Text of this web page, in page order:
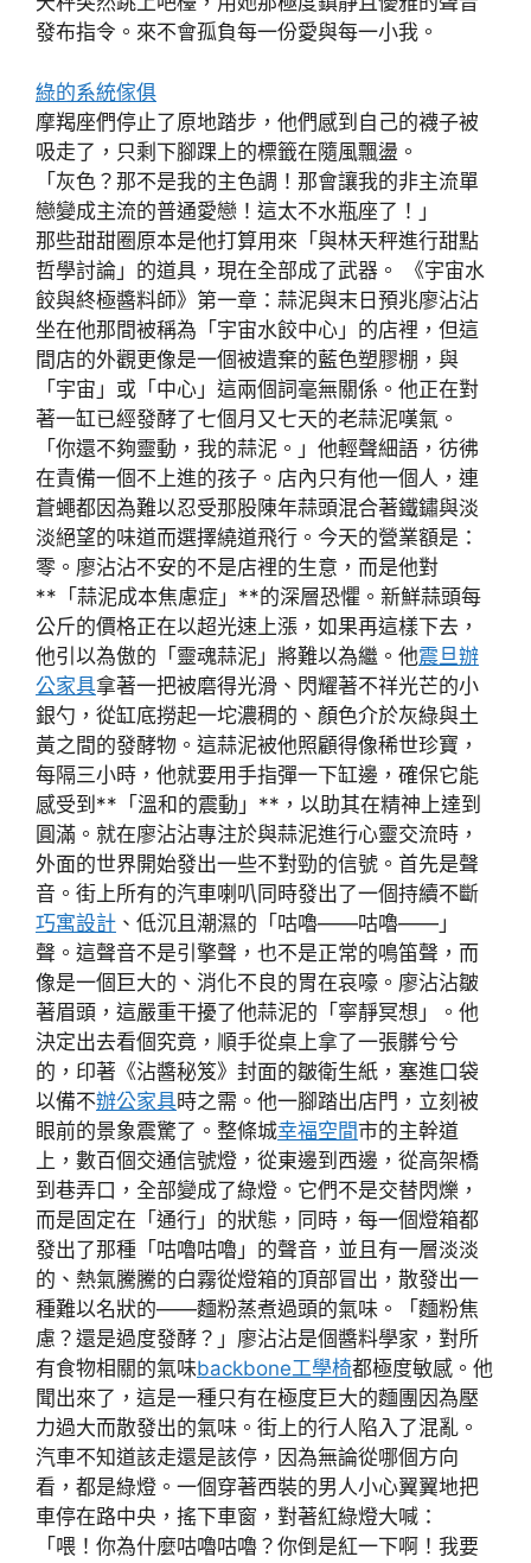
發布指令。來不會孤負每一份愛與每一小我。
綠的系統傢俱
摩羯座們停止了原地踏步，他們感到自己的襪子被
吸走了，只剩下腳踝上的標籤在隨風飄盪。
「灰色？那不是我的主色調！那會讓我的非主流單
戀變成主流的普通愛戀！這太不水瓶座了！」
那些甜甜圈原本是他打算用來「與林天秤進行甜點
哲學討論」的道具，現在全部成了武器。 《宇宙水
餃與終極醬料師》第一章：蒜泥與末日預兆廖沾沾
坐在他那間被稱為「宇宙水餃中心」的店裡，但這
間店的外觀更像是一個被遺棄的藍色塑膠棚，與
「宇宙」或「中心」這兩個詞毫無關係。他正在對
著一缸已經發酵了七個月又七天的老蒜泥嘆氣。
「你還不夠靈動，我的蒜泥。」他輕聲細語，彷彿
在責備一個不上進的孩子。店內只有他一個人，連
蒼蠅都因為難以忍受那股陳年蒜頭混合著鐵鏽與淡
淡絕望的味道而選擇繞道飛行。今天的營業額是：
零。廖沾沾不安的不是店裡的生意，而是他對
**「蒜泥成本焦慮症」**的深層恐懼。新鮮蒜頭每
公斤的價格正在以超光速上漲，如果再這樣下去，
他引以為傲的「靈魂蒜泥」將難以為繼。他震旦辦
公家具拿著一把被磨得光滑、閃耀著不祥光芒的小
銀勺，從缸底撈起一坨濃稠的、顏色介於灰綠與土
黃之間的發酵物。這蒜泥被他照顧得像稀世珍寶，
每隔三小時，他就要用手指彈一下缸邊，確保它能
感受到**「溫和的震動」**，以助其在精神上達到
圓滿。就在廖沾沾專注於與蒜泥進行心靈交流時，
外面的世界開始發出一些不對勁的信號。首先是聲
音。街上所有的汽車喇叭同時發出了一個持續不斷
巧寓設計 、低沉且潮濕的「咕嚕——咕嚕——」
聲。這聲音不是引擎聲，也不是正常的鳴笛聲，而
像是一個巨大的、消化不良的胃在哀嚎。廖沾沾皺
著眉頭，這嚴重干擾了他蒜泥的「寧靜冥想」。他
決定出去看個究竟，順手從桌上拿了一張髒兮兮
的，印著《沾醬秘笈》封面的皺衛生紙，塞進口袋
以備不辦公家具時之需。他一腳踏出店門，立刻被
眼前的景象震驚了。整條城幸福空間市的主幹道
上，數百個交通信號燈，從東邊到西邊，從高架橋
到巷弄口，全部變成了綠燈。它們不是交替閃爍，
而是固定在「通行」的狀態，同時，每一個燈箱都
發出了那種「咕嚕咕嚕」的聲音，並且有一層淡淡
的、熱氣騰騰的白霧從燈箱的頂部冒出，散發出一
種難以名狀的——麵粉蒸煮過頭的氣味。「麵粉焦
慮？還是過度發酵？」廖沾沾是個醬料學家，對所
有食物相關的氣味backbone工學椅都極度敏感。他
聞出來了，這是一種只有在極度巨大的麵團因為壓
力過大而散發出的氣味。街上的行人陷入了混亂。
汽車不知道該走還是該停，因為無論從哪個方向
看，都是綠燈。一個穿著西裝的男人小心翼翼地把
車停在路中央，搖下車窗，對著紅綠燈大喊：
「喂！你為什麼咕嚕咕嚕？你倒是紅一下啊！我要